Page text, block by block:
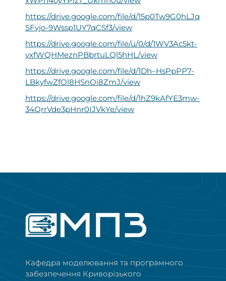
https://drive.google.com/file/d/15p0Tw9G0hLJq
SFvjo-9Wssp1UY7qCSf3/view
https://drive.google.com/file/u/0/d/1WV3Ac5kt-
yxfWQHMeznPBbrtuLQl5hHL/view
https://drive.google.com/file/d/1Dh–HsPpPP7-
LBkyfwZfOl8HSnOi8ZmJ/view
https://drive.google.com/file/d/1hZ9kAfYE3mw-
34QrrVde3pHnr0IJVkYe/view
Кафедра моделювання та програмного
забезпечення Криворізького